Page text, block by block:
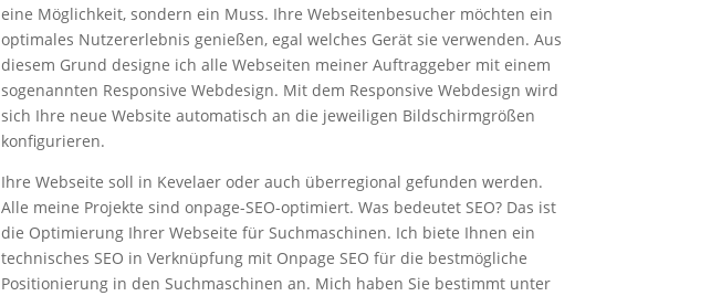
eine Möglichkeit, sondern ein Muss. Ihre Webseitenbesucher möchten ein
optimales Nutzererlebnis genießen, egal welches Gerät sie verwenden. Aus
diesem Grund designe ich alle Webseiten meiner Auftraggeber mit einem
sogenannten Responsive Webdesign. Mit dem Responsive Webdesign wird
sich Ihre neue Website automatisch an die jeweiligen Bildschirmgrößen
konfigurieren.
Ihre Webseite soll in Kevelaer oder auch überregional gefunden werden.
Alle meine Projekte sind onpage-SEO-optimiert. Was bedeutet SEO? Das ist
die Optimierung Ihrer Webseite für Suchmaschinen. Ich biete Ihnen ein
technisches SEO in Verknüpfung mit Onpage SEO für die bestmögliche
Positionierung in den Suchmaschinen an. Mich haben Sie bestimmt unter